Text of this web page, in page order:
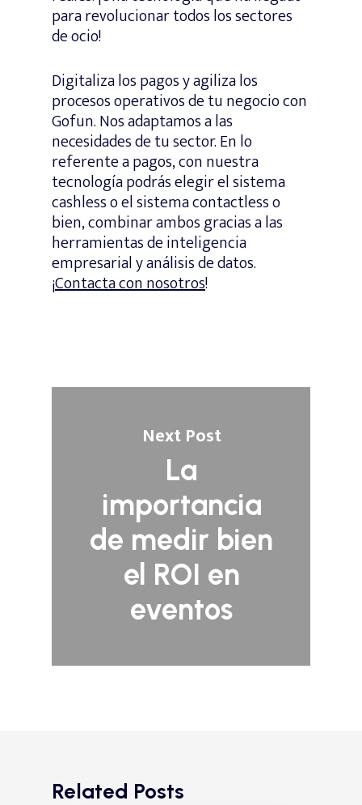
para revolucionar todos los sectores
de ocio!
Digitaliza los pagos y agiliza los
procesos operativos de tu negocio con
Gofun. Nos adaptamos a las
necesidades de tu sector. En lo
referente a pagos, con nuestra
tecnología podrás elegir el sistema
cashless o el sistema contactless o
bien, combinar ambos gracias a las
herramientas de inteligencia
empresarial y análisis de datos.
¡Contacta con nosotros!
Next Post
La
importancia
de medir bien
el ROI en
eventos
Related Posts